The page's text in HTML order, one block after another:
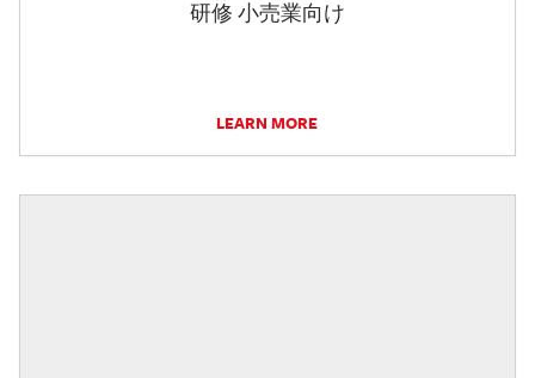
研修 小売業向け
LEARN MORE